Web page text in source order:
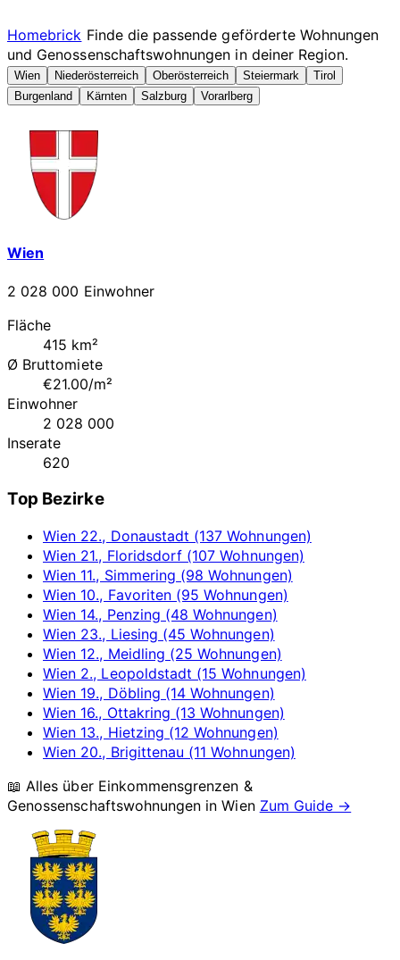
Homebrick Finde die passende geförderte Wohnungen
und Genossenschaftswohnungen in deiner Region.
Wien Niederösterreich Oberösterreich Steiermark
Tirol
Burgenland
Kärnten Salzburg Vorarlberg
Wien
2 028 000 Einwohner
Fläche
415 km²
Ø Bruttomiete
€21.00/m²
Einwohner
2 028 000
Inserate
620
Top Bezirke
Wien 22., Donaustadt (137 Wohnungen)
Wien 21., Floridsdorf (107 Wohnungen)
Wien 11., Simmering (98 Wohnungen)
Wien 10., Favoriten (95 Wohnungen)
Wien 14., Penzing (48 Wohnungen)
Wien 23., Liesing (45 Wohnungen)
Wien 12., Meidling (25 Wohnungen)
Wien 2., Leopoldstadt (15 Wohnungen)
Wien 19., Döbling (14 Wohnungen)
Wien 16., Ottakring (13 Wohnungen)
Wien 13., Hietzing (12 Wohnungen)
Wien 20., Brigittenau (11 Wohnungen)
📖 Alles über Einkommensgrenzen &
Genossenschaftswohnungen inWien Zum Guide →